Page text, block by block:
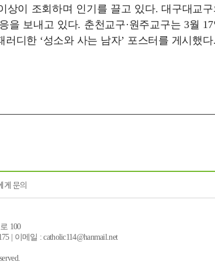
이 조회하며 인기를 끌고 있다. 대구대교구
보내고 있다. 춘천교구·원주교구는 3월 17
디한 ‘성소와 사는 남자’ 포스터를 게시했다.
게 문의
100
| 이메일 : catholic114@hanmail.net